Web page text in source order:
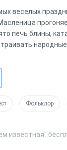
веселых
печь блины,
Фольклор
известная"